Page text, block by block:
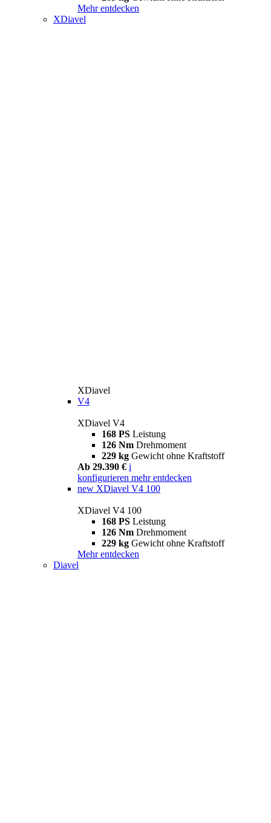
Mehr entdecken
XDiavel
XDiavel
V4
XDiavel V4
168 PS Leistung
126 Nm Drehmoment
229 kg Gewicht ohne Kraftstoff
Ab 29.390 € i
konfigurieren mehr entdecken
new XDiavel V4 100
XDiavel V4 100
168 PS Leistung
126 Nm Drehmoment
229 kg Gewicht ohne Kraftstoff
Mehr entdecken
Diavel